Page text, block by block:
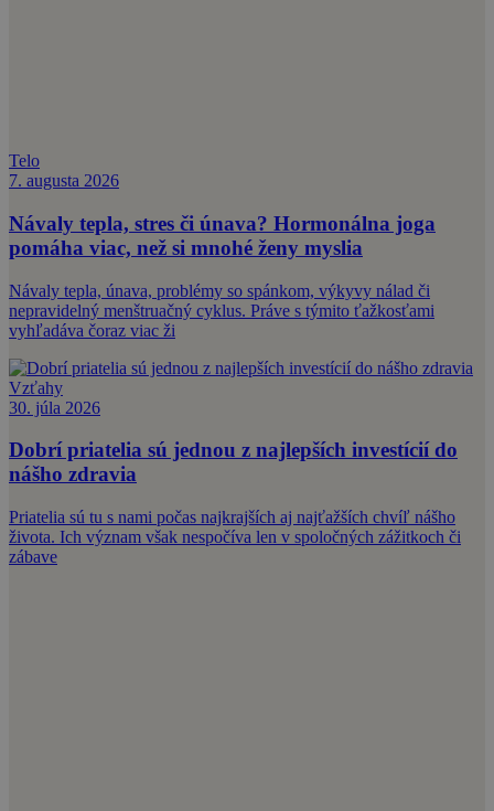
Telo
7. augusta 2026
Návaly tepla, stres či únava? Hormonálna joga
pomáha viac, než si mnohé ženy myslia
Návaly tepla, únava, problémy so spánkom, výkyvy nálad či
nepravidelný menštruačný cyklus. Práve s týmito ťažkosťami
vyhľadáva čoraz viac ži
Vzťahy
30. júla 2026
Dobrí priatelia sú jednou z najlepších investícií do
nášho zdravia
Priatelia sú tu s nami počas najkrajších aj najťažších chvíľ nášho
života. Ich význam však nespočíva len v spoločných zážitkoch či
zábave